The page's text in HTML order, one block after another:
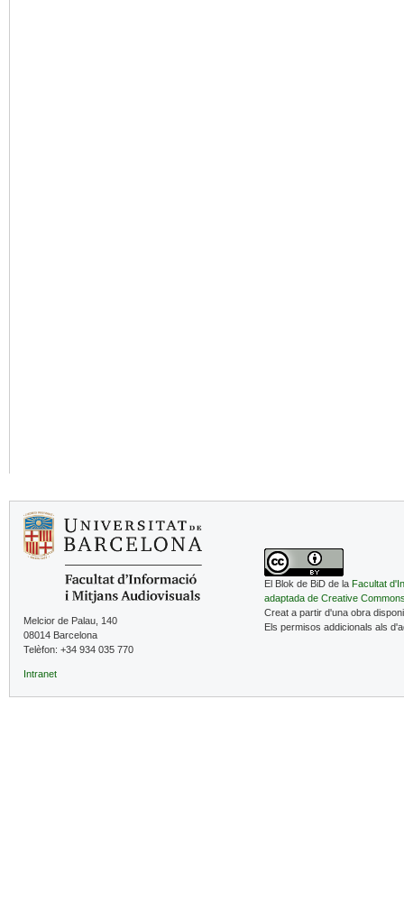
Melcior de Palau, 140
08014 Barcelona
Telèfon: +34 934 035 770
Intranet
El Blok de BiD de la Facultat
adaptada de Creative
Creat a partir d'una obra
Els permisos addicionals als